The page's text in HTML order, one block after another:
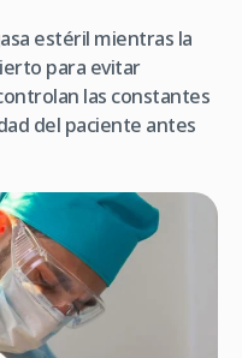
estéril mientras la
para evitar
las constantes
del paciente antes